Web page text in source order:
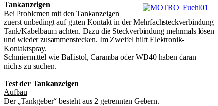
Tankanzeigen
Bei Problemen mit den Tankanzeigen
zuerst unbedingt auf guten Kontakt in der Mehrfachsteckverbindung
Tank/Kabelbaum achten. Dazu die Steckverbindung mehrmals lösen
und wieder zusammenstecken. Im Zweifel hilft Elektronik-
Kontaktspray.
Schmiermittel wie Ballistol, Caramba oder WD40 haben daran
nichts zu suchen.
Test der Tankanzeigen
Aufbau
Der „Tankgeber“ besteht aus 2 getrennten Gebern.